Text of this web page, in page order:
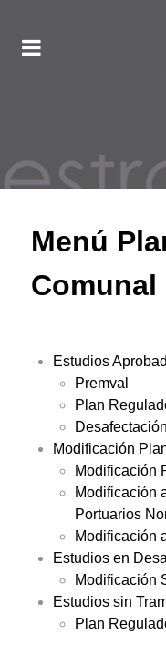
Menú
Comunal
Estudios
Premval
Plan
Modificación
Modificación
Modificación
Portuarios
Modificación
Estudios en
Modificación
Estudios sin
Plan